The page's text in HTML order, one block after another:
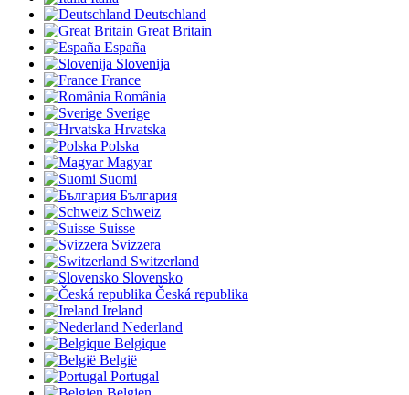
Deutschland
Great Britain
España
Slovenija
France
România
Sverige
Hrvatska
Polska
Magyar
Suomi
България
Schweiz
Suisse
Svizzera
Switzerland
Slovensko
Česká republika
Ireland
Nederland
Belgique
België
Portugal